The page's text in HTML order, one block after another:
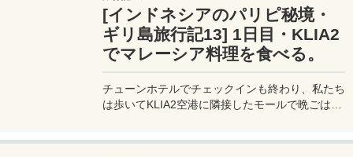
[インドネシアのパリピ秘境・
ギリ島旅行記13] 1日目・KLIA2
でマレーシア料理を食べる。
チューンホテルでチェックインも終わり、私たち
は歩いてKLIA2空港に隣接したモールで晩ごはん